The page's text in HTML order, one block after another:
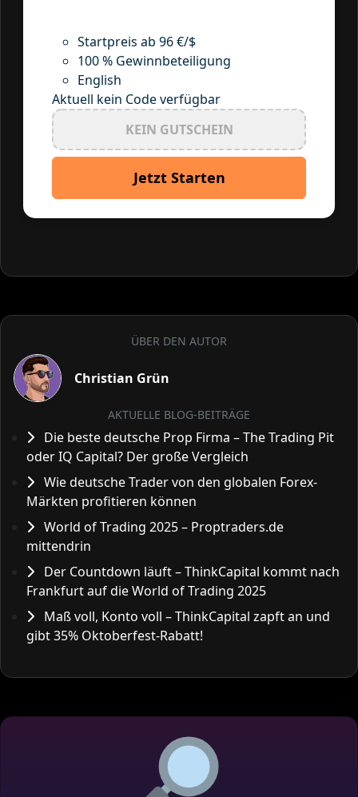
Startpreis ab 96 €/$
100 % Gewinnbeteiligung
English
Aktuell kein Code verfügbar
KEIN GUTSCHEIN
Jetzt Starten
ÜBER DEN AUTOR
Christian Grün
AKTUELLE BLOG-BEITRÄGE
Die beste deutsche Prop Firma – The Trading Pit
oder IQ Capital? Der große Vergleich
Wie deutsche Trader von den globalen Forex-
Märkten profitieren können
World of Trading 2025 – Proptraders.de
mittendrin
Der Countdown läuft – ThinkCapital kommt nach
Frankfurt auf die World of Trading 2025
Maß voll, Konto voll – ThinkCapital zapft an und
gibt 35% Oktoberfest-Rabatt!